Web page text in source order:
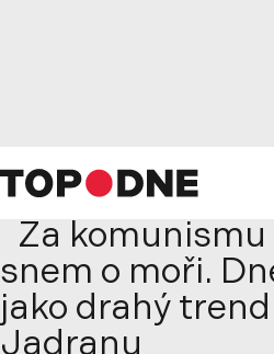
Za komunismu
snem o moři.
jako drahý
Jadranu